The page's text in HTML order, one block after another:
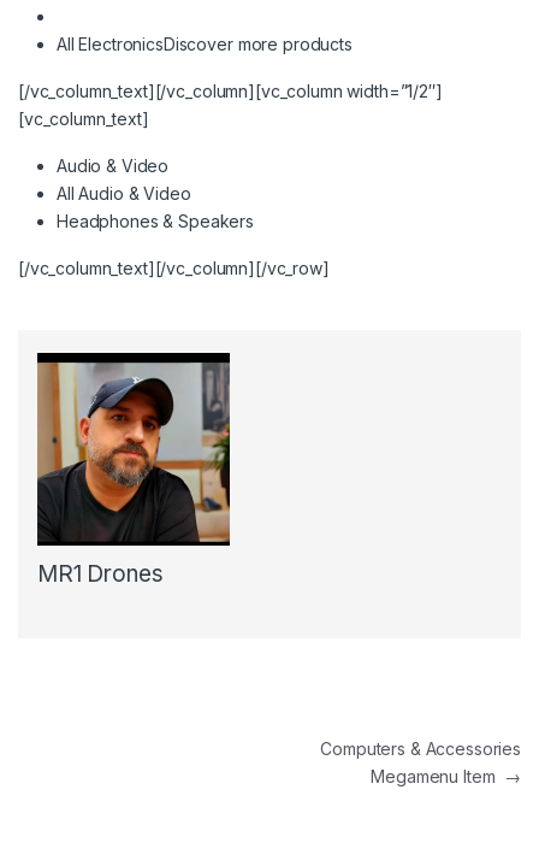
All ElectronicsDiscover more products
[/vc_column_text][/vc_column][vc_column width=”1/2″]
[vc_column_text]
Audio & Video
All Audio & Video
Headphones & Speakers
[/vc_column_text][/vc_column][/vc_row]
MR1 Drones
Computers & Accessories
Megamenu Item →